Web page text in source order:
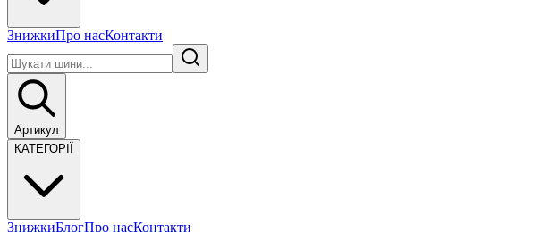
ЗнижкиПро насКонтакти
Артикул
КАТЕГОРІЇ
ЗнижкиБлогПро насКонтакти